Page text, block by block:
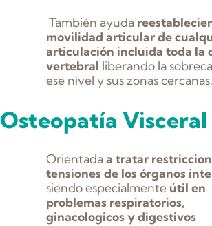
También ayuda
movilidad articular de
articulación incluida toda la
vertebral liberando la
ese nivel y sus zonas cercanas.
Osteopatía Visceral
Orientadaa tratar
tensiones de los órganos
siendo especialmente útil en
problemas respiratorios,
ginacologicos y digestivos